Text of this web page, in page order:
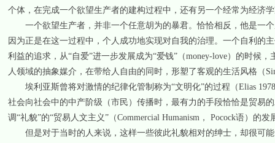
个体，在完成一个欲望生产者的建构过程中，还有另一个经常为经济
一个欲望生产者，并非一个任意胡为的暴君。恰恰相反，他是一个
因为正是在这一过程中，个人成功地实现对自我的治理。一个自利的
利益的追求，从“自爱”进一步发展成为“爱钱”（money-love）的时候
人领域的抽象媒介，在带给人自由的同时，形塑了客观的生活风格（
埃利亚斯曾将对激情的纪律化管制称为“文明化”的过程（Elias
社会向社会中的中产阶级（市民）传播时，最有力的手段恰恰是贸易
调“礼貌”的“贸易人文主义”（Commercial Humanism， Pocock语）的
但是对于当时的人来说，这样一些彼此礼貌相对的绅士，却很可能